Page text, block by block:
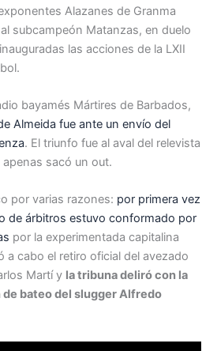
Alazanes de Granma
subcampeón Matanzas, en duelo
las acciones de la LXII
bayamés Mártires de Barbados,
Almeida fue ante un envío del
. El triunfo fue al aval del relevista
sacó un out.
por varias razones: por primera vez
de árbitros estuvo conformado por
por la experimentada capitalina
a cabo el retiro oficial del avezado
Martí y la tribuna deliró con la
bateo del slugger Alfredo